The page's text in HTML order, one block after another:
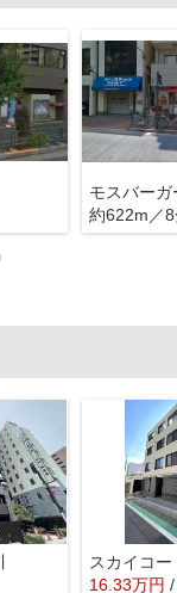
約622m／
16.33万円